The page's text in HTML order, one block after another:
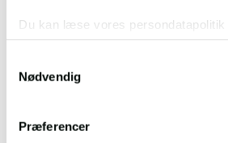
Du kan læse vores persondatapolitik
Nødvendig
Præferencer
Tilmelding er nødvendig og skal ske til